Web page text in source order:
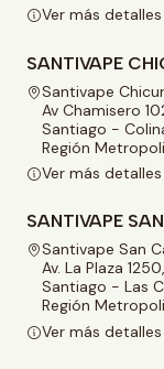
Ver más detalles
SANTIVAPE
Santivape
Av Chamisero
Santiago -
Región
Ver más detalles
SANTIVAPE
Santivape San
Av. La Plaza
Santiago - Las
Región
Ver más detalles